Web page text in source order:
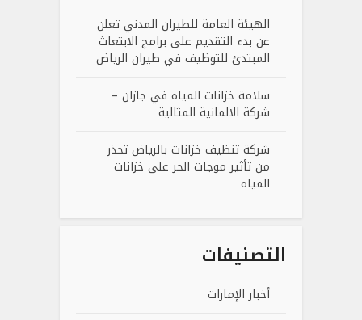
الهيئة العامة للطيران المدني تعلن
عن بدء التقديم على برامج الابتعاث
المبتدئ للتوظيف في طيران الرياض
سلامة خزانات المياه في جازان –
شركة الالمانية المثالية
شركة تنظيف خزانات بالرياض تحذر
من تأثير موجات الحر على خزانات
المياه
التصنيفات
أخبار الإمارات